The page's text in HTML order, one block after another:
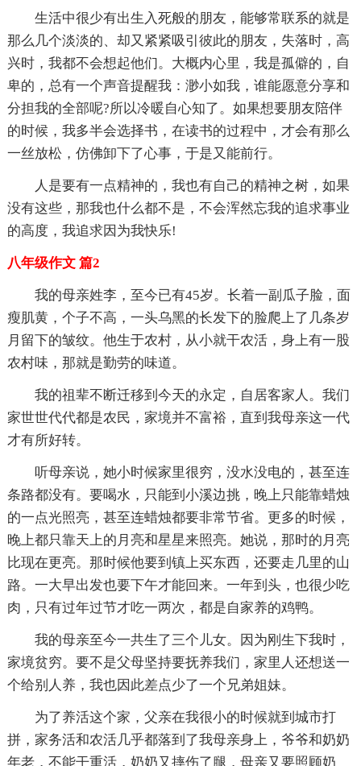
生活中很少有出生入死般的朋友，能够常联系的就是
那么几个淡淡的、却又紧紧吸引彼此的朋友，失落时，高
兴时，我都不会想起他们。大概内心里，我是孤僻的，自
卑的，总有一个声音提醒我：渺小如我，谁能愿意分享和
分担我的全部呢?所以冷暖自心知了。如果想要朋友陪伴
的时候，我多半会选择书，在读书的过程中，才会有那么
一丝放松，仿佛卸下了心事，于是又能前行。
人是要有一点精神的，我也有自己的精神之树，如果
没有这些，那我也什么都不是，不会浑然忘我的追求事业
的高度，我追求因为我快乐!
八年级作文 篇2
我的母亲姓李，至今已有45岁。长着一副瓜子脸，面
瘦肌黄，个子不高，一头乌黑的长发下的脸爬上了几条岁
月留下的皱纹。他生于农村，从小就干农活，身上有一股
农村味，那就是勤劳的味道。
我的祖辈不断迁移到今天的永定，自居客家人。我们
家世世代代都是农民，家境并不富裕，直到我母亲这一代
才有所好转。
听母亲说，她小时候家里很穷，没水没电的，甚至连
条路都没有。要喝水，只能到小溪边挑，晚上只能靠蜡烛
的一点光照亮，甚至连蜡烛都要非常节省。更多的时候，
晚上都只靠天上的月亮和星星来照亮。她说，那时的月亮
比现在更亮。那时候他要到镇上买东西，还要走几里的山
路。一大早出发也要下午才能回来。一年到头，也很少吃
肉，只有过年过节才吃一两次，都是自家养的鸡鸭。
我的母亲至今一共生了三个儿女。因为刚生下我时，
家境贫穷。要不是父母坚持要抚养我们，家里人还想送一
个给别人养，我也因此差点少了一个兄弟姐妹。
为了养活这个家，父亲在我很小的时候就到城市打
拼，家务活和农活几乎都落到了我母亲身上，爷爷和奶奶
年老，不能干重活，奶奶又摔伤了腿，母亲又要照顾奶